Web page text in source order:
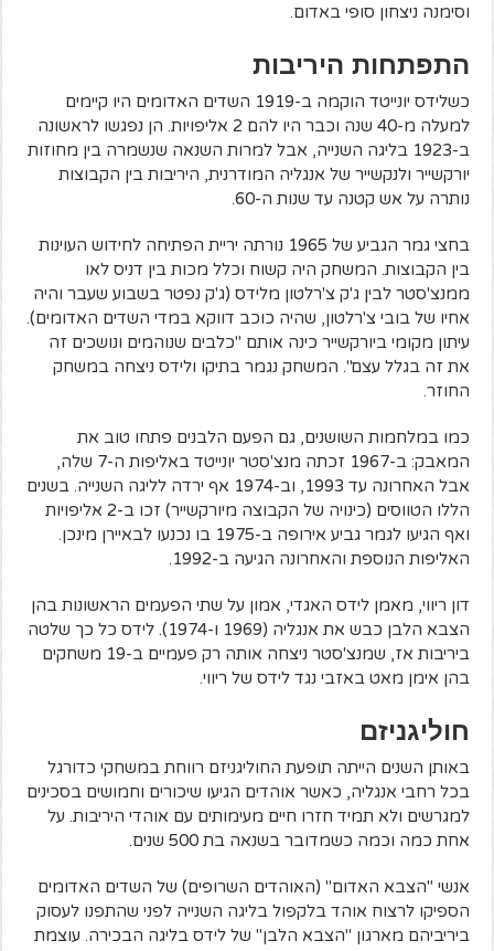
וסימנה ניצחון סופי באדום.
התפתחות היריבות
כשלידס יונייטד הוקמה ב-1919 השדים האדומים היו קיימים
למעלה מ-40 שנה וכבר היו להם 2 אליפויות. הן נפגשו לראשונה
ב-1923 בליגה השנייה, אבל למרות השנאה שנשמרה בין מחוזות
יורקשייר ולנקשייר של אנגליה המודרנית, היריבות בין הקבוצות
נותרה על אש קטנה עד שנות ה-60.
בחצי גמר הגביע של 1965 נורתה יריית הפתיחה לחידוש העוינות
בין הקבוצות. המשחק היה קשוח וכלל מכות בין דניס לאו
ממנצ'סטר לבין ג'ק צ'רלטון מלידס (ג'ק נפטר בשבוע שעבר והיה
אחיו של בובי צ'רלטון, שהיה כוכב דווקא במדי השדים האדומים).
עיתון מקומי ביורקשייר כינה אותם "כלבים שנוהמים ונושכים זה
את זה בגלל עצם". המשחק נגמר בתיקו ולידס ניצחה במשחק
החוזר.
כמו במלחמות השושנים, גם הפעם הלבנים פתחו טוב את
המאבק: ב-1967 זכתה מנצ'סטר יונייטד באליפות ה-7 שלה,
אבל האחרונה עד 1993, וב-1974 אף ירדה לליגה השנייה. בשנים
הללו הטווסים (כינויה של הקבוצה מיורקשייר) זכו ב-2 אליפויות
ואף הגיעו לגמר גביע אירופה ב-1975 בו נכנעו לבאיירן מינכן.
האליפות הנוספת והאחרונה הגיעה ב-1992.
דון ריווי, מאמן לידס האגדי, אמון על שתי הפעמים הראשונות בהן
הצבא הלבן כבש את אנגליה (1969 ו-1974). לידס כל כך שלטה
ביריבות אז, שמנצ'סטר ניצחה אותה רק פעמיים ב-19 משחקים
בהן אימן מאט באזבי נגד לידס של ריווי.
חוליגניזם
באותן השנים הייתה תופעת החוליגניזם רווחת במשחקי כדורגל
בכל רחבי אנגליה, כאשר אוהדים הגיעו שיכורים וחמושים בסכינים
למגרשים ולא תמיד חזרו חיים מעימותים עם אוהדי היריבות. על
אחת כמה וכמה כשמדובר בשנאה בת 500 שנים.
אנשי "הצבא האדום" (האוהדים השרופים) של השדים האדומים
הספיקו לרצוח אוהד בלקפול בליגה השנייה לפני שהתפנו לעסוק
ביריביהם מארגון "הצבא הלבן" של לידס בליגה הבכירה. עוצמת